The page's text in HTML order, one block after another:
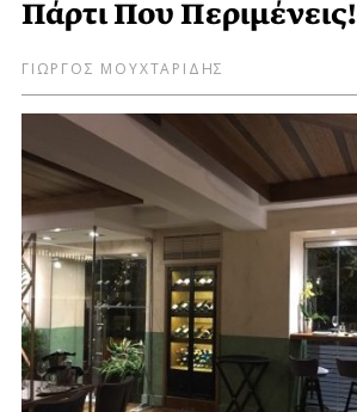
Πάρτι Που Περιμένεις!
ΓΙΩΡΓΟΣ ΜΟΥΧΤΑΡΙΔΗΣ